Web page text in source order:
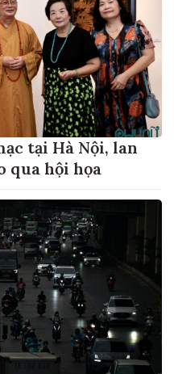
tại Hà Nội, lan
qua hội họa